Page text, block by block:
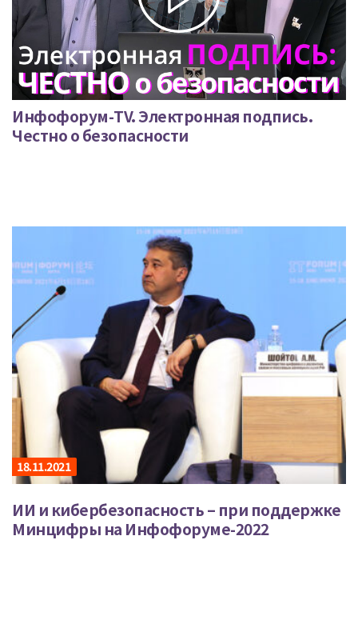
Инфофорум-TV. Электронная подпись.
Честно о безопасности
18.11.2021
ИИ и кибербезопасность – при поддержке
Минцифры на Инфофоруме-2022